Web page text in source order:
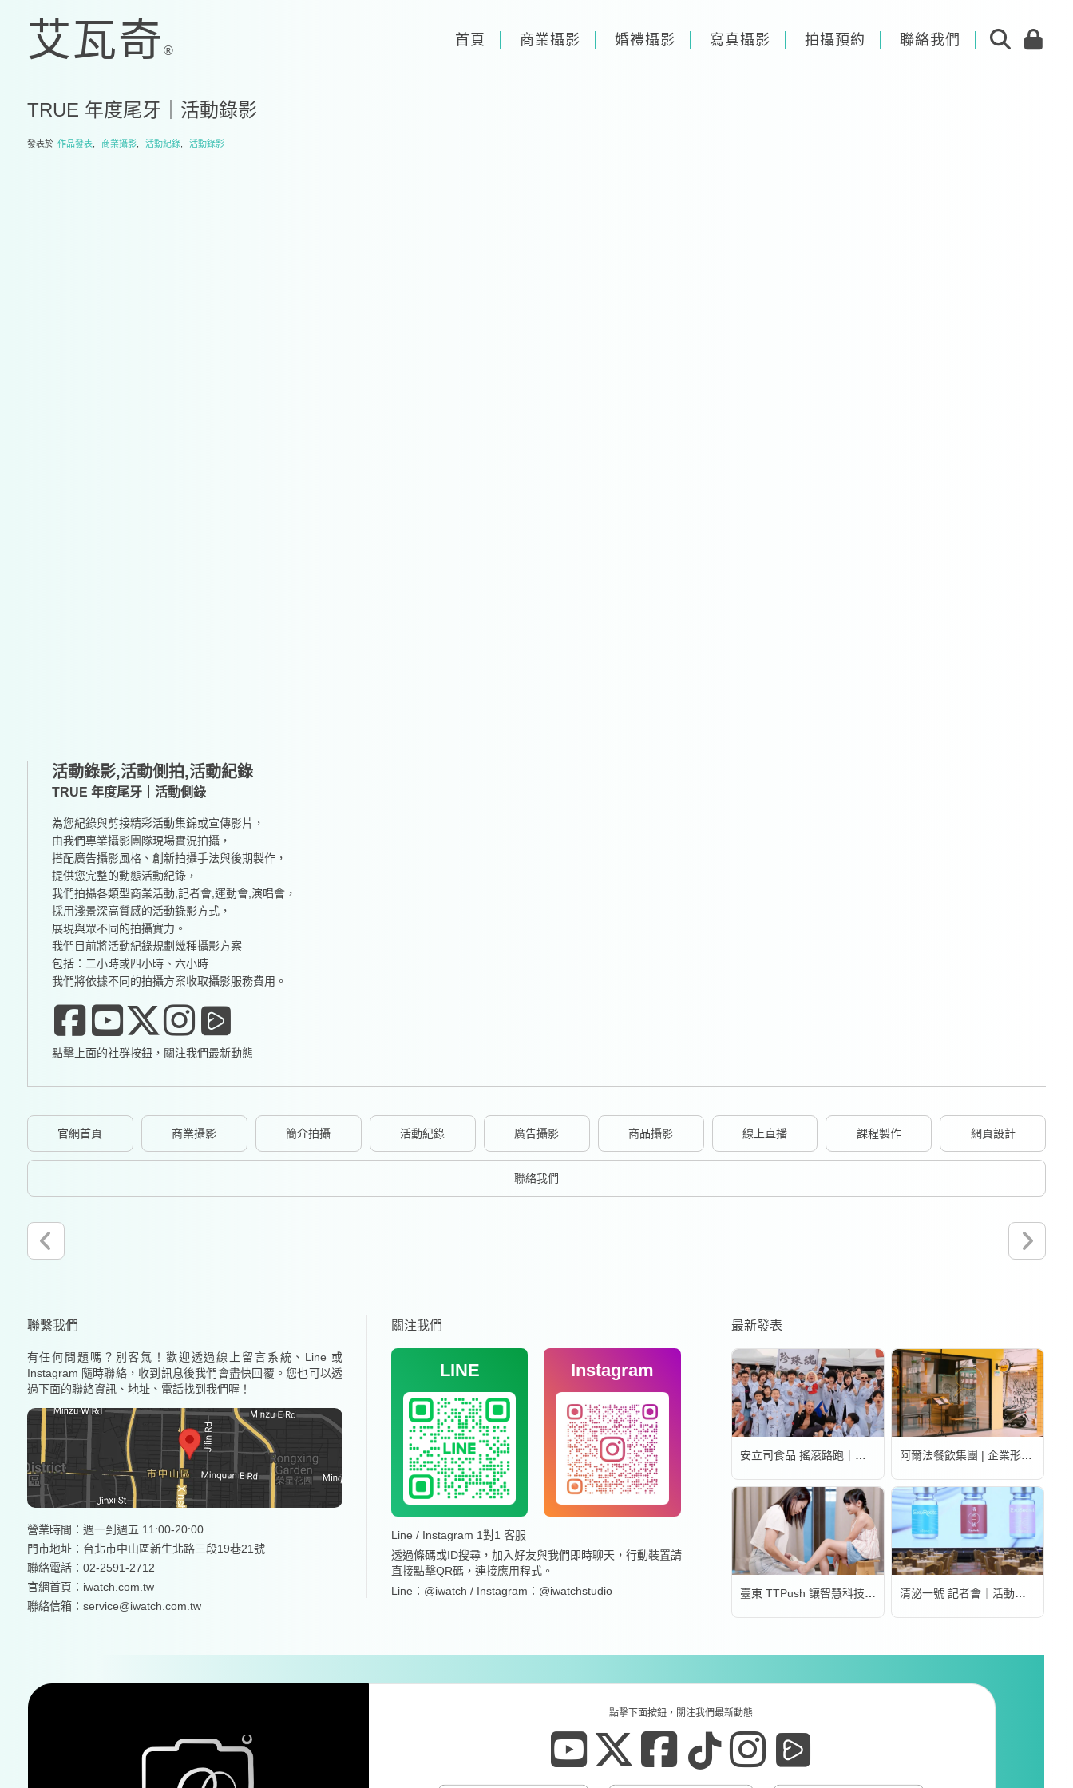
首頁 商業攝影 婚禮攝影 寫真攝影 拍攝預約 聯絡我們
TRUE 年度尾牙｜活動錄影
發表於 作品發表, 商業攝影, 活動紀錄, 活動錄影
活動錄影,活動側拍,活動紀錄
TRUE 年度尾牙｜活動側錄
為您紀錄與剪接精彩活動集錦或宣傳影片，
由我們專業攝影團隊現場實況拍攝，
搭配廣告攝影風格、創新拍攝手法與後期製作，
提供您完整的動態活動紀錄，
我們拍攝各類型商業活動,記者會,運動會,演唱會，
採用淺景深高質感的活動錄影方式，
展現與眾不同的拍攝實力。
我們目前將活動紀錄規劃幾種攝影方案
包括：二小時或四小時、六小時
我們將依據不同的拍攝方案收取攝影服務費用。
點擊上面的社群按鈕，關注我們最新動態
官網首頁 商業攝影 簡介拍攝 活動紀錄 廣告攝影 商品攝影 線上直播 課程製作 網頁設計
聯絡我們
聯繫我們
有任何問題嗎？別客氣！歡迎透過線上留言系統、Line 或
Instagram 隨時聯絡，收到訊息後我們會盡快回覆。您也可以透
過下面的聯絡資訊、地址、電話找到我們喔！
營業時間：週一到週五 11:00-20:00
門市地址：台北市中山區新生北路三段19巷21號
聯絡電話：02-2591-2712
官網首頁： iwatch.com.tw
聯絡信箱：service@iwatch.com.tw
關注我們
LINE Instagram
Line / Instagram 1對1 客服
透過條碼或ID搜尋，加入好友與我們即時聊天，行動裝置請
直接點擊QR碼，連接應用程式。
Line：@iwatch / Instagram：@iwatchstudio
最新發表
安立司食品 搖滾路跑｜活動錄影 阿爾法餐飲集團 | 企業形象宣傳片
臺東 TTPush 讓智慧科技更有溫度 | 形象影片 清泌一號 記者會｜活動錄影
點擊下面按鈕，關注我們最新動態